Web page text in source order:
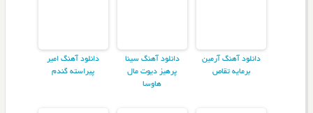
دانلود آهنگ آرمین
برمایه تقاص
دانلود آهنگ سینا
پرهیز دیوت مال
هاوسا
دانلود آهنگ امیر
پیراسته گندم